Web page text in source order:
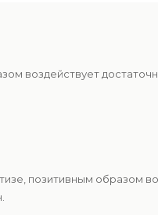
воздействует
позитивным образом